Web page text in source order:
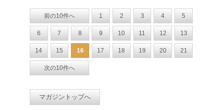
前の10件へ 1 2 3 4 5
6 7 8 9 10 11 12 13
14 15 16 17 18 19 20 21
次の10件へ
マガジントップへ